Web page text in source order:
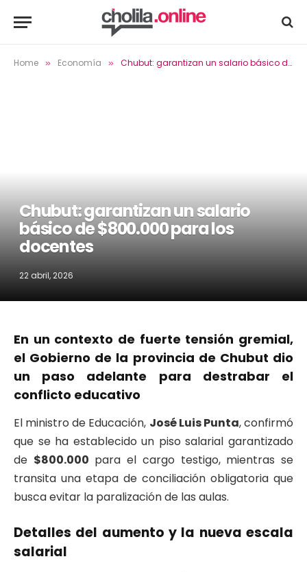
Home » Economía » Chubut: garantizan un salario básico de $800.000 para los docentes
Chubut: garantizan un salario
básico de $800.000 para los
docentes
22 abril, 2026
En un contexto de fuerte tensión gremial,
el Gobierno de la provincia de Chubut dio
un paso adelante para destrabar el
conflicto educativo
El ministro de Educación, José Luis Punta, confirmó
que se ha establecido un piso salarial garantizado
de $800.000 para el cargo testigo, mientras se
transita una etapa de conciliación obligatoria que
busca evitar la paralización de las aulas.
Detalles del aumento y la nueva escala
salarial